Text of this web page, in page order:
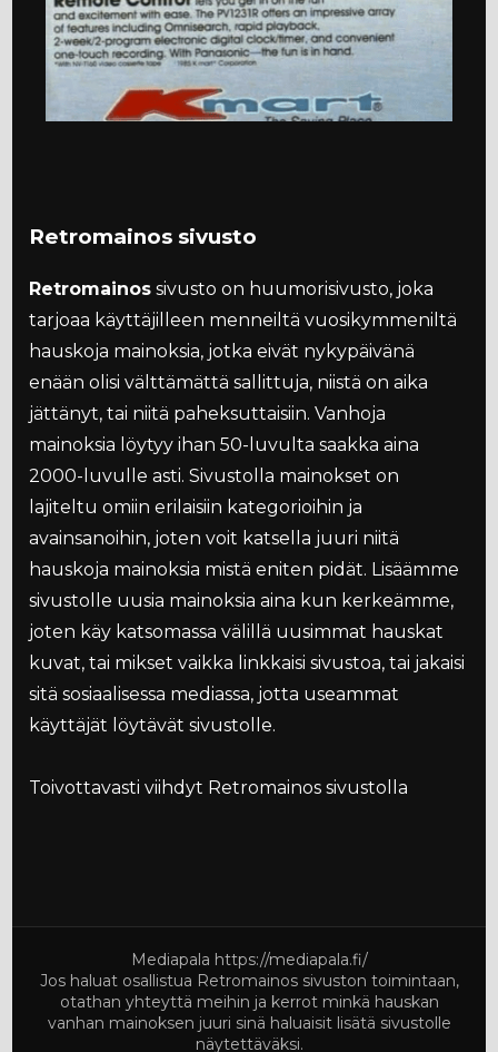
Retromainos sivusto
Retromainos sivusto on huumorisivusto, joka
tarjoaa käyttäjilleen menneiltä vuosikymmeniltä
hauskoja mainoksia, jotka eivät nykypäivänä
enään olisi välttämättä sallittuja, niistä on aika
jättänyt, tai niitä paheksuttaisiin. Vanhoja
mainoksia löytyy ihan 50-luvulta saakka aina
2000-luvulle asti. Sivustolla mainokset on
lajiteltu omiin erilaisiin kategorioihin ja
avainsanoihin, joten voit katsella juuri niitä
hauskoja mainoksia mistä eniten pidät. Lisäämme
sivustolle uusia mainoksia aina kun kerkeämme,
joten käy katsomassa välillä uusimmat hauskat
kuvat, tai mikset vaikka linkkaisi sivustoa, tai jakaisi
sitä sosiaalisessa mediassa, jotta useammat
käyttäjät löytävät sivustolle.
Toivottavasti viihdyt Retromainos sivustolla
Mediapala https://mediapala.fi/
Jos haluat osallistua Retromainos sivuston toimintaan,
otathan yhteyttä meihin ja kerrot minkä hauskan
vanhan mainoksen juuri sinä haluaisit lisätä sivustolle
näytettäväksi.